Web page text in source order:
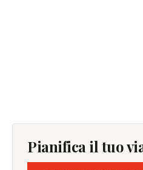
Pianifica il tuo